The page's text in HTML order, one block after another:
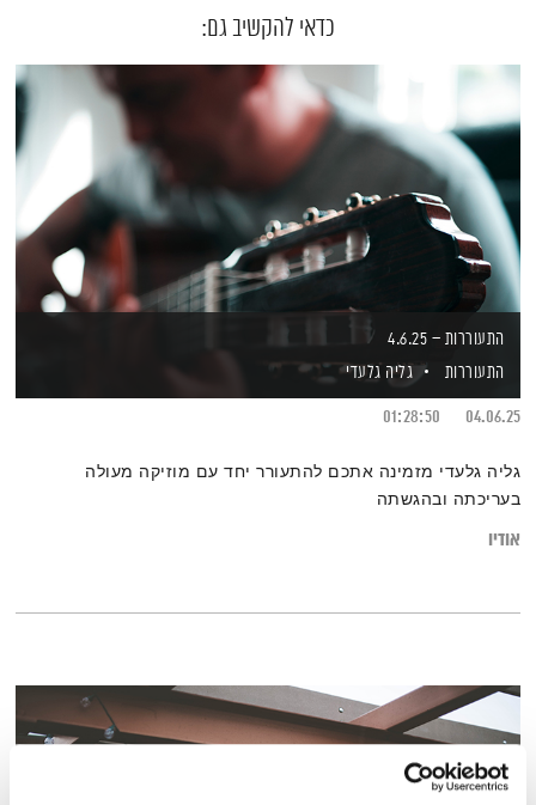
כדאי להקשיב גם:
התעוררות – 4.6.25
התעוררות
גליה גלעדי
04.06.25
01:28:50
גליה גלעדי מזמינה אתכם להתעורר יחד עם מוזיקה מעולה
בעריכתה ובהגשתה
אודיו